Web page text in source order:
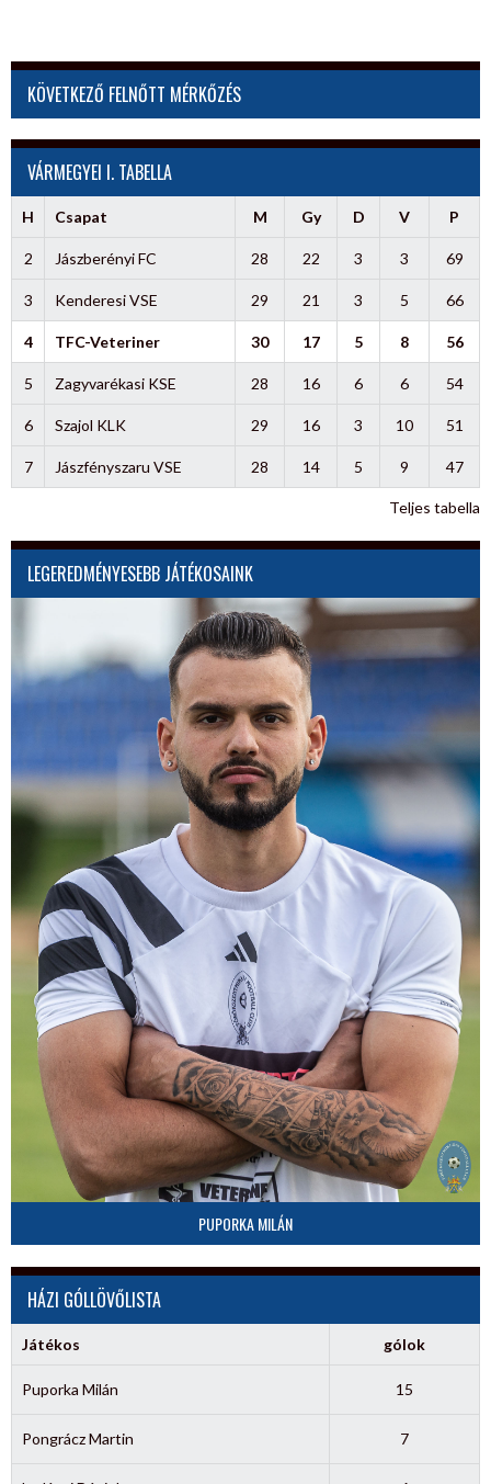
KÖVETKEZŐ FELNŐTT MÉRKŐZÉS
VÁRMEGYEI I. TABELLA
H Csapat M Gy D V P
2 Jászberényi FC 28 22 3 3 69
3 Kenderesi VSE 29 21 3 5 66
4 TFC-Veteriner 30 17 5 8 56
5 Zagyvarékasi KSE 28 16 6 6 54
6 Szajol KLK 29 16 3 10 51
7 Jászfényszaru VSE 28 14 5 9 47
Teljes tabella
LEGEREDMÉNYESEBB JÁTÉKOSAINK
PUPORKA MILÁN
HÁZI GÓLLÖVŐLISTA
Játékos gólok
Puporka Milán 15
Pongrácz Martin 7